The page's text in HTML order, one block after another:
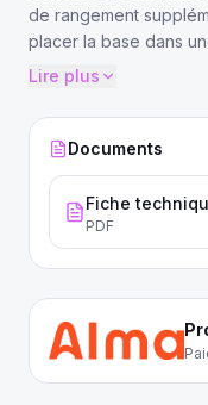
de rangement
placer la base dans
Lire plus
Documents
Fiche
PDF